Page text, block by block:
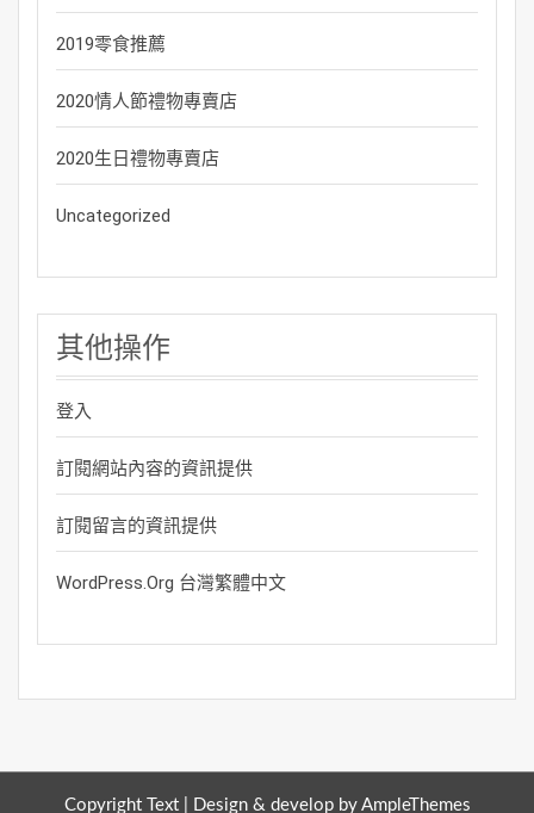
2019零食推薦
2020情人節禮物專賣店
2020生日禮物專賣店
Uncategorized
其他操作
登入
訂閱網站內容的資訊提供
訂閱留言的資訊提供
WordPress.org 台灣繁體中文
Copyright Text | Design & develop by AmpleThemes